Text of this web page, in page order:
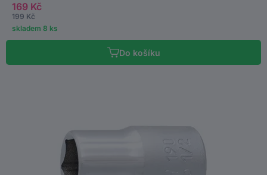
Do košíku
169 Kč
199 Kč
skladem 8 ks